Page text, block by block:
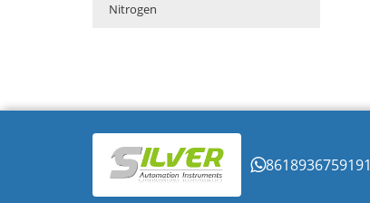
Nitrogen
8618936759191